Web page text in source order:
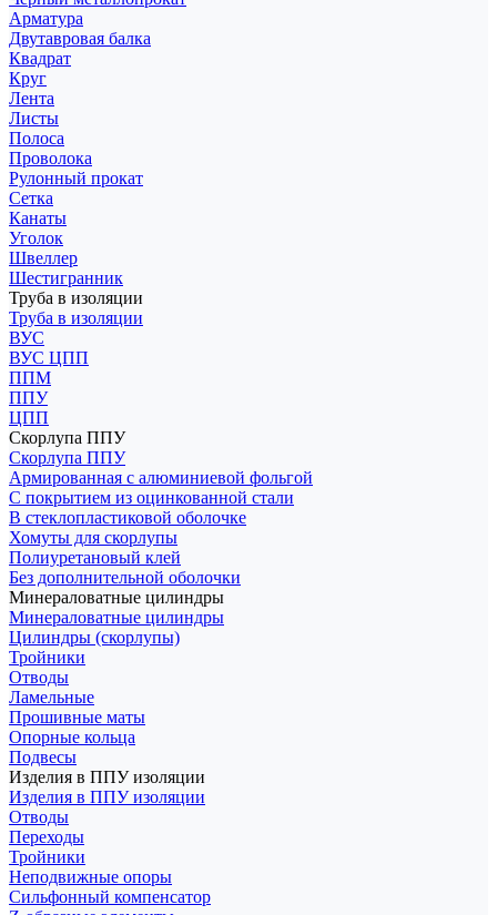
Арматура
Двутавровая балка
Квадрат
Круг
Лента
Листы
Полоса
Проволока
Рулонный прокат
Сетка
Канаты
Уголок
Швеллер
Шестигранник
Труба в изоляции
Труба в изоляции
ВУС
ВУС ЦПП
ППМ
ППУ
ЦПП
Скорлупа ППУ
Скорлупа ППУ
Армированная с алюминиевой фольгой
С покрытием из оцинкованной стали
В стеклопластиковой оболочке
Хомуты для скорлупы
Полиуретановый клей
Без дополнительной оболочки
Минераловатные цилиндры
Минераловатные цилиндры
Цилиндры (скорлупы)
Тройники
Отводы
Ламельные
Прошивные маты
Опорные кольца
Подвесы
Изделия в ППУ изоляции
Изделия в ППУ изоляции
Отводы
Переходы
Тройники
Неподвижные опоры
Cильфонный компенсатор